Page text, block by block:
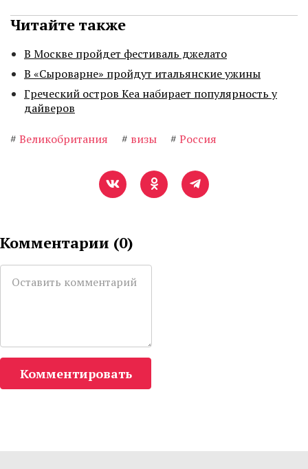
Читайте также
В Москве пройдет фестиваль джелато
В «Сыроварне» пройдут итальянские ужины
Греческий остров Кеа набирает популярность у
дайверов
# Великобритания # визы # Россия
Комментарии (0)
Комментировать